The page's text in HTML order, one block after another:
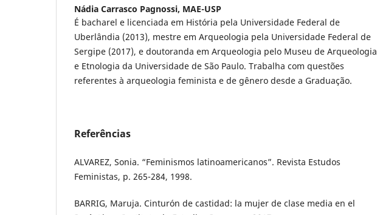
Nádia Carrasco Pagnossi, MAE-USP
É bacharel e licenciada em História pela Universidade Federal de
Uberlândia (2013), mestre em Arqueologia pela Universidade Federal de
Sergipe (2017), e doutoranda em Arqueologia pelo Museu de Arqueologia
e Etnologia da Universidade de São Paulo. Trabalha com questões
referentes à arqueologia feminista e de gênero desde a Graduação.
Referências
ALVAREZ, Sonia. “Feminismos latinoamericanos”. Revista Estudos
Feministas, p. 265-284, 1998.
BARRIG, Maruja. Cinturón de castidad: la mujer de clase media en el